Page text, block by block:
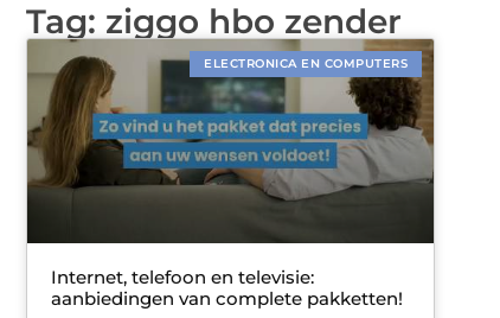
Tag: ziggo hbo zender
ELECTRONICA EN COMPUTERS
Internet, telefoon en televisie:
aanbiedingen van complete pakketten!